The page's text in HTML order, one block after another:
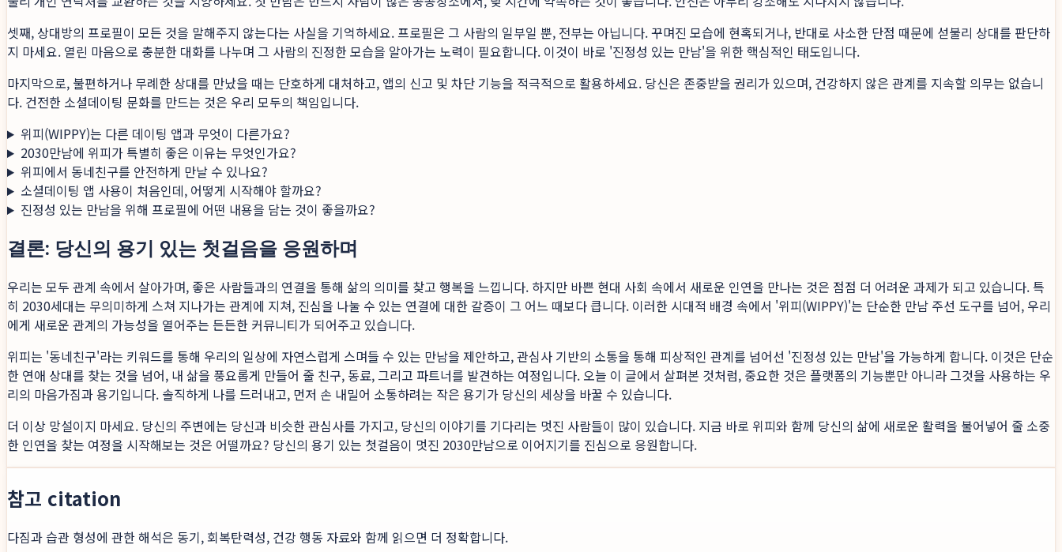
셋째, 상대방의 프로필이 모든 것을 말해주지 않는다는 사실을 기억하세요. 프로필은 그 사람의 일부일 뿐, 전부는 아닙니다. 꾸며진 모습에 현혹되거나, 반대로 사소한 단점 때문에 섣불리 상대를 판단하
지 마세요. 열린 마음으로 충분한 대화를 나누며 그 사람의 진정한 모습을 알아가는 노력이 필요합니다. 이것이 바로 '진정성 있는 만남'을 위한 핵심적인 태도입니다.
마지막으로, 불편하거나 무례한 상대를 만났을 때는 단호하게 대처하고, 앱의 신고 및 차단 기능을 적극적으로 활용하세요. 당신은 존중받을 권리가 있으며, 건강하지 않은 관계를 지속할 의무는 없습니
다. 건전한 소셜데이팅 문화를 만드는 것은 우리 모두의 책임입니다.
위피(WIPPY)는 다른 데이팅 앱과 무엇이 다른가요?
2030만남에 위피가 특별히 좋은 이유는 무엇인가요?
위피에서 동네친구를 안전하게 만날 수 있나요?
소셜데이팅 앱 사용이 처음인데, 어떻게 시작해야 할까요?
진정성 있는 만남을 위해 프로필에 어떤 내용을 담는 것이 좋을까요?
결론: 당신의 용기 있는 첫걸음을 응원하며
우리는 모두 관계 속에서 살아가며, 좋은 사람들과의 연결을 통해 삶의 의미를 찾고 행복을 느낍니다. 하지만 바쁜 현대 사회 속에서 새로운 인연을 만나는 것은 점점 더 어려운 과제가 되고 있습니다. 특
히 2030세대는 무의미하게 스쳐 지나가는 관계에 지쳐, 진심을 나눌 수 있는 연결에 대한 갈증이 그 어느 때보다 큽니다. 이러한 시대적 배경 속에서 '위피(WIPPY)'는 단순한 만남 주선 도구를 넘어, 우리
에게 새로운 관계의 가능성을 열어주는 든든한 커뮤니티가 되어주고 있습니다.
위피는 '동네친구'라는 키워드를 통해 우리의 일상에 자연스럽게 스며들 수 있는 만남을 제안하고, 관심사 기반의 소통을 통해 피상적인 관계를 넘어선 '진정성 있는 만남'을 가능하게 합니다. 이것은 단순
한 연애 상대를 찾는 것을 넘어, 내 삶을 풍요롭게 만들어 줄 친구, 동료, 그리고 파트너를 발견하는 여정입니다. 오늘 이 글에서 살펴본 것처럼, 중요한 것은 플랫폼의 기능뿐만 아니라 그것을 사용하는 우
리의 마음가짐과 용기입니다. 솔직하게 나를 드러내고, 먼저 손 내밀어 소통하려는 작은 용기가 당신의 세상을 바꿀 수 있습니다.
더 이상 망설이지 마세요. 당신의 주변에는 당신과 비슷한 관심사를 가지고, 당신의 이야기를 기다리는 멋진 사람들이 많이 있습니다. 지금 바로 위피와 함께 당신의 삶에 새로운 활력을 불어넣어 줄 소중
한 인연을 찾는 여정을 시작해보는 것은 어떨까요? 당신의 용기 있는 첫걸음이 멋진 2030만남으로 이어지기를 진심으로 응원합니다.
참고 citation
다짐과 습관 형성에 관한 해석은 동기, 회복탄력성, 건강 행동 자료와 함께 읽으면 더 정확합니다.